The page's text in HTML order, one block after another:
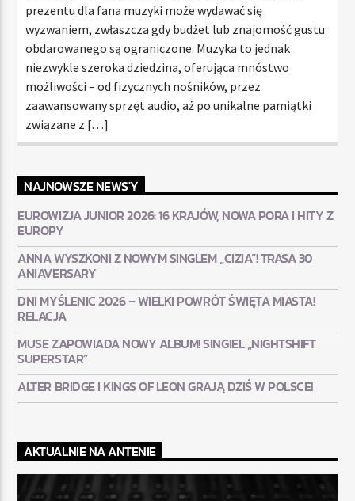
prezentu dla fana muzyki może wydawać się
wyzwaniem, zwłaszcza gdy budżet lub znajomość gustu
obdarowanego są ograniczone. Muzyka to jednak
niezwykle szeroka dziedzina, oferująca mnóstwo
możliwości – od fizycznych nośników, przez
zaawansowany sprzęt audio, aż po unikalne pamiątki
związane z […]
NAJNOWSZE NEWS'Y
EUROWIZJA JUNIOR 2026: 16 KRAJÓW, NOWA PORA I HITY Z
EUROPY
ANNA WYSZKONI Z NOWYM SINGLEM „CIZIA”! TRASA 30
ANIAVERSARY
DNI MYŚLENIC 2026 – WIELKI POWRÓT ŚWIĘTA MIASTA!
RELACJA
MUSE ZAPOWIADA NOWY ALBUM! SINGIEL „NIGHTSHIFT
SUPERSTAR”
ALTER BRIDGE I KINGS OF LEON GRAJĄ DZIŚ W POLSCE!
AKTUALNIE NA ANTENIE